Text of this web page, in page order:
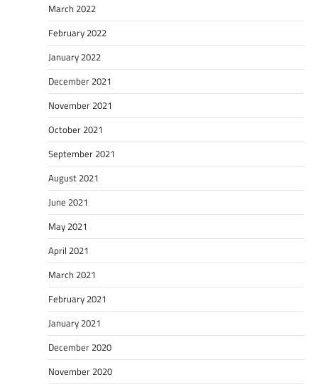
March 2022
February 2022
January 2022
December 2021
November 2021
October 2021
September 2021
August 2021
June 2021
May 2021
April 2021
March 2021
February 2021
January 2021
December 2020
November 2020